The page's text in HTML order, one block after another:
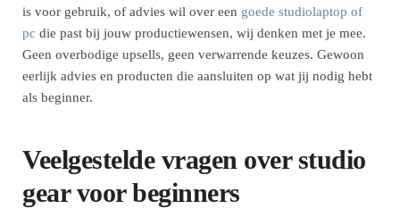
is voor gebruik, of advies wil over een goede studiolaptop of
pc die past bij jouw productiewensen, wij denken met je mee.
Geen overbodige upsells, geen verwarrende keuzes. Gewoon
eerlijk advies en producten die aansluiten op wat jij nodig hebt
als beginner.
Veelgestelde vragen over studio
gear voor beginners